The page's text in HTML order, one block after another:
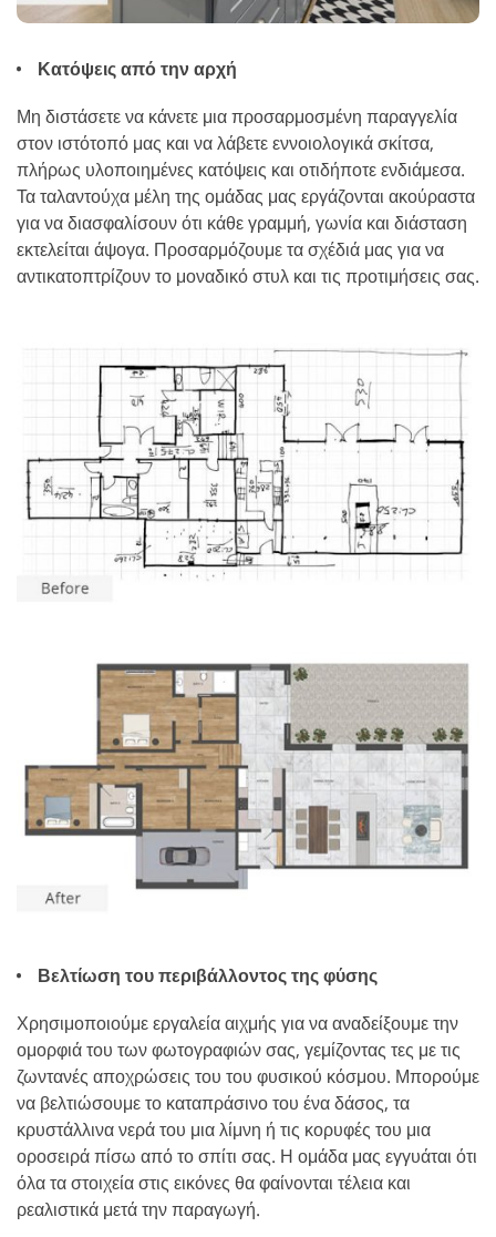
Κατόψεις από την αρχή
Μη διστάσετε να κάνετε μια προσαρμοσμένη παραγγελία
στον ιστότοπό μας και να λάβετε εννοιολογικά σκίτσα,
πλήρως υλοποιημένες κατόψεις και οτιδήποτε ενδιάμεσα.
Τα ταλαντούχα μέλη της ομάδας μας εργάζονται ακούραστα
για να διασφαλίσουν ότι κάθε γραμμή, γωνία και διάσταση
εκτελείται άψογα. Προσαρμόζουμε τα σχέδιά μας για να
αντικατοπτρίζουν το μοναδικό στυλ και τις προτιμήσεις σας.
Βελτίωση του περιβάλλοντος της φύσης
Χρησιμοποιούμε εργαλεία αιχμής για να αναδείξουμε την
ομορφιά του των φωτογραφιών σας, γεμίζοντας τες με τις
ζωντανές αποχρώσεις του του φυσικού κόσμου. Μπορούμε
να βελτιώσουμε το καταπράσινο του ένα δάσος, τα
κρυστάλλινα νερά του μια λίμνη ή τις κορυφές του μια
οροσειρά πίσω από το σπίτι σας. Η ομάδα μας εγγυάται ότι
όλα τα στοιχεία στις εικόνες θα φαίνονται τέλεια και
ρεαλιστικά μετά την παραγωγή.